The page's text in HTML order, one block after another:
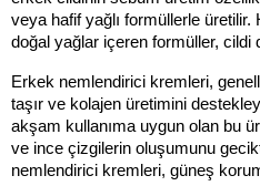
veya hafif yağlı formüllerle
doğal yağlar içeren formüller, cildi
Erkek nemlendirici kremleri,
taşır ve kolajen üretimini
akşam kullanıma uygun olan bu
ve ince çizgilerin oluşumunu
nemlendirici kremleri, güneş